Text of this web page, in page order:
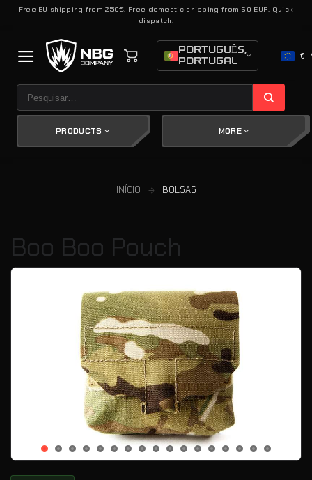
SkipFree EU shipping from 250€. Free domestic shipping from 60 EUR. Quick
dispatch.
PORTUGUÊS,
PORTUGAL
€
por:
PRODUCTS MORE
INÍCIO BOLSAS
Boo Boo Pouch